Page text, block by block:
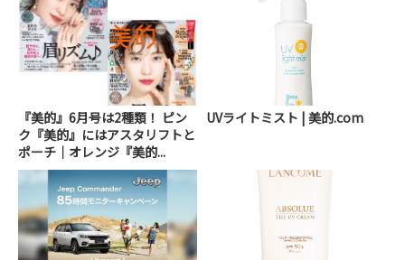
『美的』6月号は2種類！ ピン
ク『美的』にはアスタリフトと
ポーチ｜オレンジ『美的...
UVライトミスト | 美的.com